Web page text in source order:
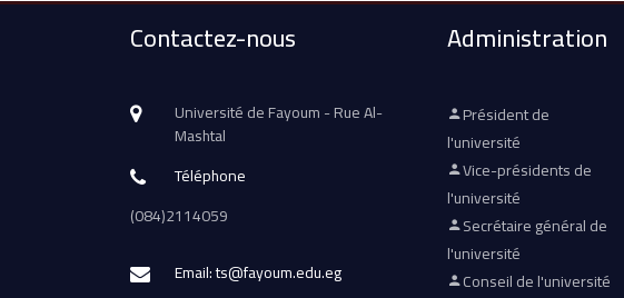
Contactez-nous
Université de Fayoum - Rue Al-
Mashtal
Téléphone
(084)2114059
Email: ts@fayoum.edu.eg
Administration
Président de
l'université
Vice-présidents de
l'université
Secrétaire général de
l'université
Conseil de l'université